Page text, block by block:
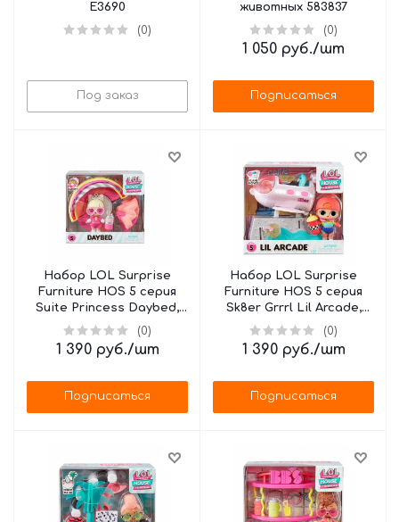
E3690
(0)
Под заказ
животных 583837
(0)
1 050 руб./шт
Подписаться
Набор LOL Surprise
Furniture HOS 5 серия
Suite Princess Daybed,
580225
(0)
1 390руб./шт
Подписаться
Набор LOL Surprise
Furniture HOS 5 серия
Sk8er Grrrl Lil Arcade,
580218
(0)
1 390руб./шт
Подписаться